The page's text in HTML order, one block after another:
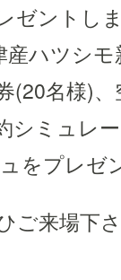
ゼントし
ハツシ
(20名様)
シミュレ
をプレゼ
ご来場下